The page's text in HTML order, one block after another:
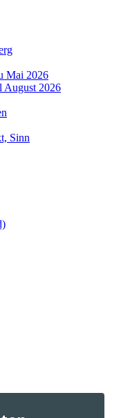
Mai 2026
August 2026
Sinn